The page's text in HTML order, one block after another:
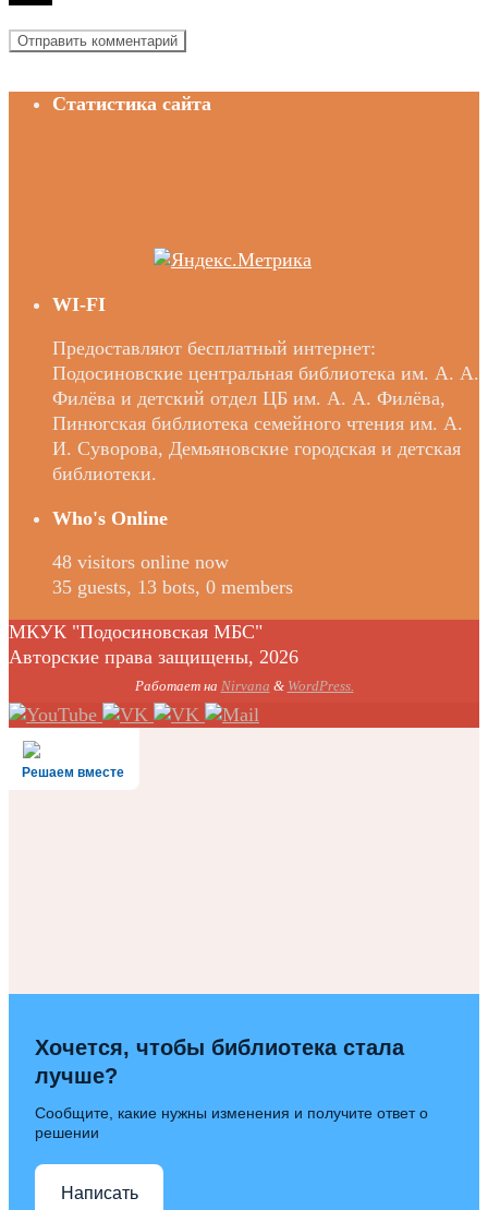
Статистика сайта
WI-FI
Предоставляют бесплатный интернет:
Подосиновские центральная библиотека им. А. А.
Филёва и детский отдел ЦБ им. А. А. Филёва,
Пинюгская библиотека семейного чтения им. А.
И. Суворова, Демьяновские городская и детская
библиотеки.
Who's Online
48 visitors online now
35 guests, 13 bots, 0 members
МКУК "Подосиновская МБС"
Авторские права защищены, 2026
Работает на Nirvana & WordPress.
Решаем вместе
Хочется, чтобы библиотека стала
лучше?
Сообщите, какие нужны изменения и получите ответ о
решении
Написать